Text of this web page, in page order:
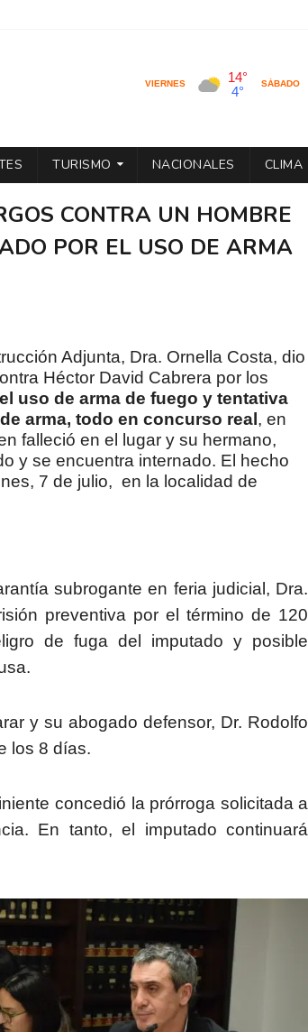
TURISMO NACIONALES CLIMA
CONTRA UN HOMBRE
POR EL USO DE ARMA
Adjunta, Dra. Ornella Costa, dio
Héctor David Cabrera por los
uso de arma de fuego y tentativa
arma, todo en concurso real , en
falleció en el lugar y su hermano,
y se encuentra internado. El hecho
7 de julio, en la localidad de
subrogante en feria judicial, Dra.
preventiva por el término de 120
de fuga del imputado y posible
y su abogado defensor, Dr. Rodolfo
los 8 días.
concedió la prórroga solicitada a
En tanto, el imputado continuará